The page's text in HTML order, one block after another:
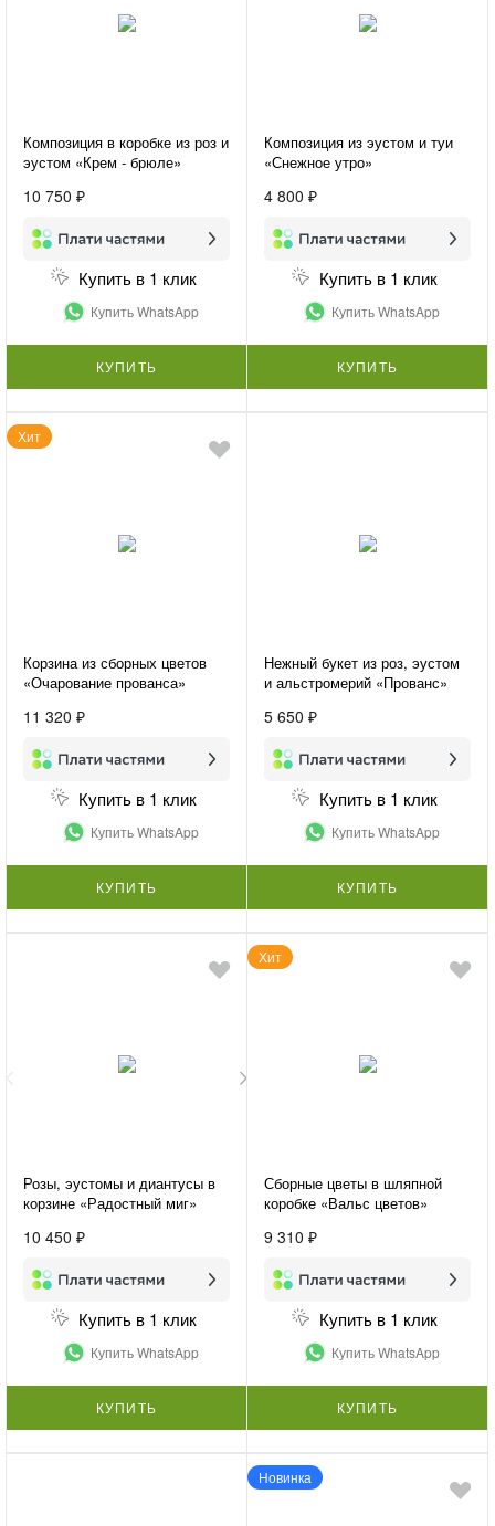
Композиция в коробке из роз и
эустом «Крем - брюле»
10 750 ₽
Купить в 1 клик
Купить WhatsApp
КУПИТЬ
Композиция из эустом и туи
«Снежное утро»
4 800 ₽
Купить в 1 клик
Купить WhatsApp
КУПИТЬ
Хит
Корзина из сборных цветов
«Очарование прованса»
11 320 ₽
Купить в 1 клик
Купить WhatsApp
КУПИТЬ
Нежный букет из роз, эустом
и альстромерий «Прованс»
5 650 ₽
Купить в 1 клик
Купить WhatsApp
КУПИТЬ
Розы, эустомы и диантусы в
корзине «Радостный миг»
10 450 ₽
Купить в 1 клик
Купить WhatsApp
КУПИТЬ
Хит
Сборные цветы в шляпной
коробке «Вальс цветов»
9 310 ₽
Купить в 1 клик
Купить WhatsApp
КУПИТЬ
Новинка